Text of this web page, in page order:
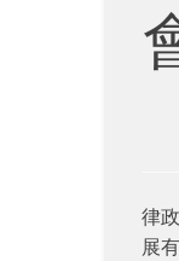
律
展